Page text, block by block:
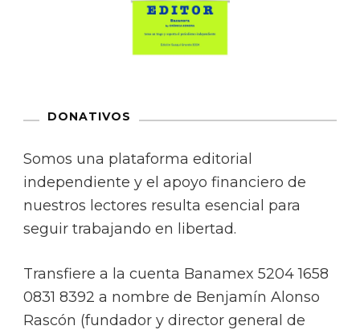
DONATIVOS
Somos una plataforma editorial
independiente y el apoyo financiero de
nuestros lectores resulta esencial para
seguir trabajando en libertad.
Transfiere a la cuenta Banamex 5204 1658
0831 8392 a nombre de Benjamín Alonso
Rascón (fundador y director general de